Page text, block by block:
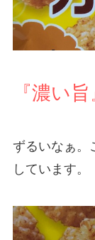
『濃い旨
ずるいなぁ。
しています。